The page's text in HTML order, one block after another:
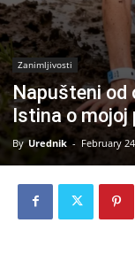
Zanimljivosti
Napušteni od
Istina o mojoj
By Urednik - February